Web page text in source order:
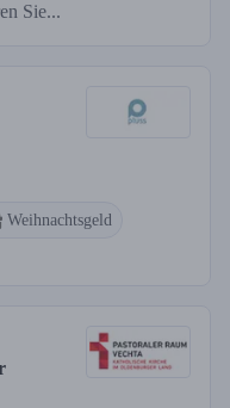
Sie...
Weihnachtsgeld